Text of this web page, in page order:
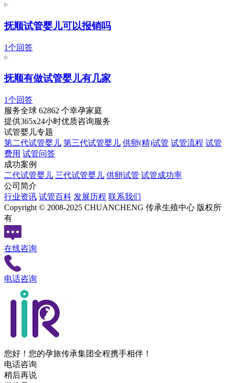
抚顺试管婴儿可以报销吗
1个回答
抚顺有做试管婴儿有几家
1个回答
服务全球 62862 个幸孕家庭
提供365x24小时优质咨询服务
试管婴儿专题
第二代试管婴儿 第三代试管婴儿 供卵(精)试管 试管流程 试管
费用 试管问答
成功案例
二代试管婴儿 三代试管婴儿 供卵试管 试管成功率
公司简介
行业资讯 试管百科 发展历程 联系我们
Copyright © 2008-2025 CHUANCHENG 传承生殖中心 版权所
有
在线咨询
电话咨询
您好！您的孕旅传承集团全程携手相伴！
电话咨询
稍后再说